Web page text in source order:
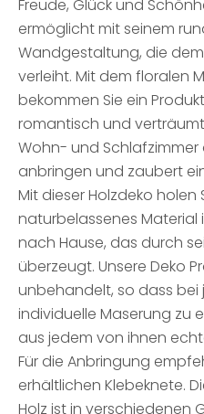
Freude, Glück und
ermöglicht mit seinem
Wandgestaltung, die
verleiht. Mit dem floralen
bekommen Sie ein
romantisch und verträumt
Wohn- und
anbringen und zaubert
Mit dieser Holzdeko holen
naturbelassenes Material
nach Hause, das durch
überzeugt. Unsere Deko
unbehandelt, so dass bei
individuelle Maserung zu
aus jedem von ihnen
Für die Anbringung
erhältlichen Klebeknete.
Holz ist in verschiedenen